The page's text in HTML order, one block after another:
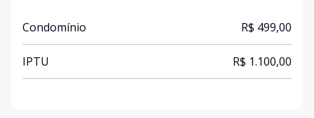
Condomínio R$ 499,00
IPTU R$ 1.100,00